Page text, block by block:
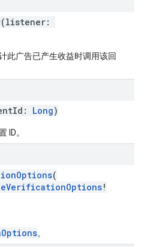
(listener:
此广告已产生收益时调用该回
Long)
ID。
(
!
。